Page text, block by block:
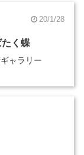
20/1/28
く蝶
ャラリー